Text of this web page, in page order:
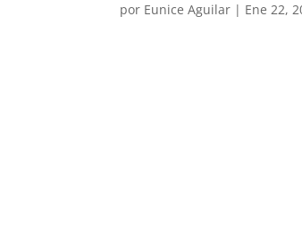
por Eunice Aguilar | Ene 22,